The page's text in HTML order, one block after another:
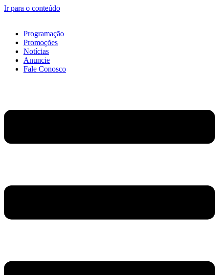
Ir para o conteúdo
Programação
Promoções
Notícias
Anuncie
Fale Conosco